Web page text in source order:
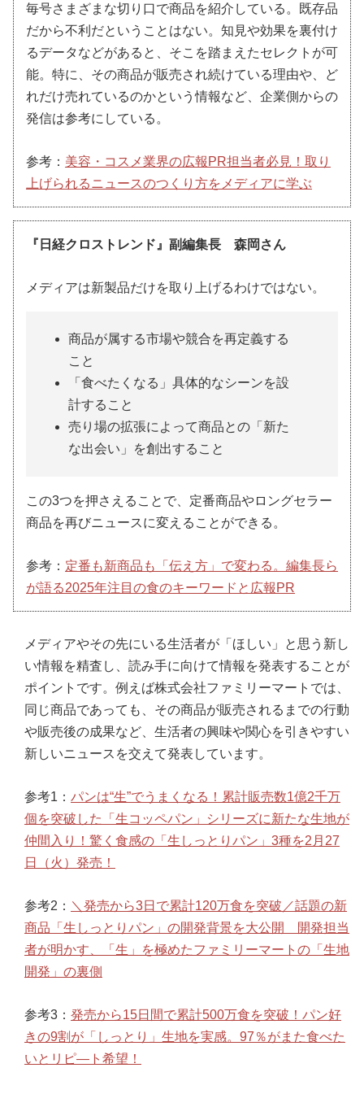
毎号さまざまな切り口で商品を紹介している。既存品
だから不利だということはない。知見や効果を裏付け
るデータなどがあると、そこを踏まえたセレクトが可
能。特に、その商品が販売され続けている理由や、ど
れだけ売れているのかという情報など、企業側からの
発信は参考にしている。
参考： 美容・コスメ業界の広報PR担当者必見！取り
上げられるニュースのつくり方をメディアに学ぶ
『日経クロストレンド』副編集長 森岡さん
メディアは新製品だけを取り上げるわけではない。
商品が属する市場や競合を再定義する
こと
「食べたくなる」具体的なシーンを設
計すること
売り場の拡張によって商品との「新た
な出会い」を創出すること
この3つを押さえることで、定番商品やロングセラー
商品を再びニュースに変えることができる。
参考： 定番も新商品も「伝え方」で変わる。編集長ら
が語る2025年注目の食のキーワードと広報PR
メディアやその先にいる生活者が「ほしい」と思う新し
い情報を精査し、読み手に向けて情報を発表することが
ポイントです。例えば株式会社ファミリーマートでは、
同じ商品であっても、その商品が販売されるまでの行動
や販売後の成果など、生活者の興味や関心を引きやすい
新しいニュースを交えて発表しています。
参考1： パンは“生”でうまくなる！累計販売数1億2千万
個を突破した「生コッペパン」シリーズに新たな生地が
仲間入り！驚く食感の「生しっとりパン」3種を2月27
日（火）発売！
参考2： ＼発売から3日で累計120万食を突破／話題の新
商品「生しっとりパン」の開発背景を大公開 開発担当
者が明かす、「生」を極めたファミリーマートの「生地
開発」の裏側
参考3： 発売から15日間で累計500万食を突破！パン好
きの9割が「しっとり」生地を実感。97％がまた食べた
いとリピ―ト希望！